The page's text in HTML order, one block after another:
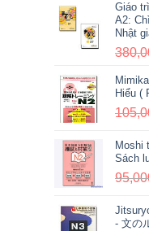
Giáo
A2:
Nhật
Hiểu (
Moshi
Sách
- 文の